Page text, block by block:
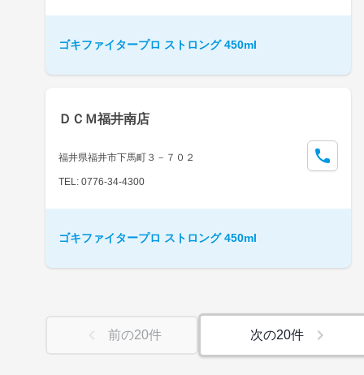
ゴキファイタープロ ストロング 450ml
ＤＣＭ福井南店
福井県福井市下馬町３－７０２
TEL: 0776-34-4300
ゴキファイタープロ ストロング 450ml
前の20件 次の20件